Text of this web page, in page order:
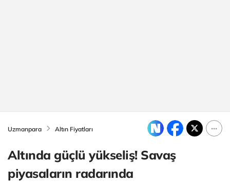
Uzmanpara Altın Fiyatları
Altında güçlü yükseliş! Savaş
piyasaların radarında